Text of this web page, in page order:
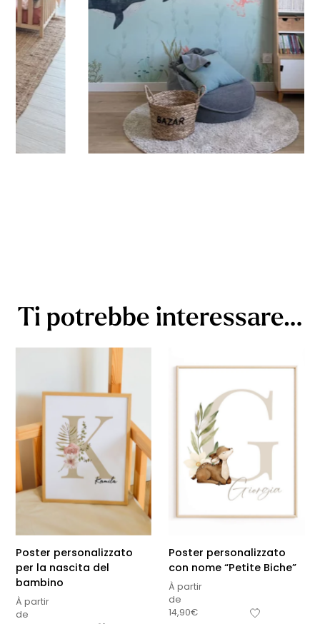
Ti potrebbe interessare…
Poster personalizzato
per la nascita del
bambino
À partir
de
Poster personalizzato
con nome “Petite Biche”
À partir
de
14,90€